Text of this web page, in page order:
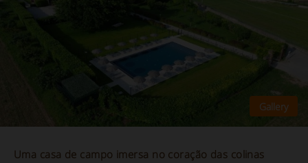
Uma casa de campo imersa no coração das colinas